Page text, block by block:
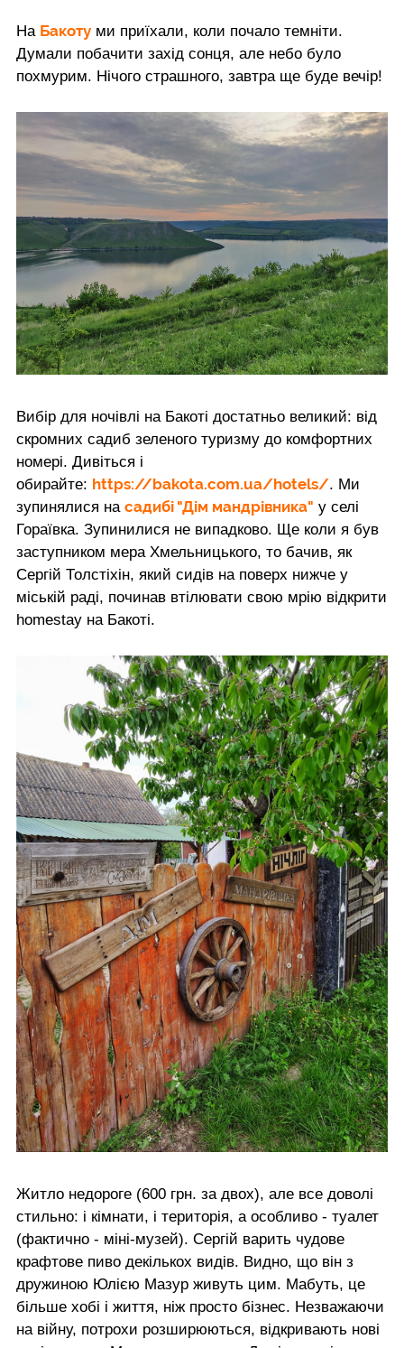
На Бакоту ми приїхали, коли почало темніти.
Думали побачити захід сонця, але небо було
похмурим. Нічого страшного, завтра ще буде вечір!
Вибір для ночівлі на Бакоті достатньо великий: від
скромних садиб зеленого туризму до комфортних
номері. Дивіться і
обирайте: https://bakota.com.ua/hotels/. Ми
зупинялися на садибі "Дім мандрівника" у селі
Гораївка. Зупинилися не випадково. Ще коли я був
заступником мера Хмельницького, то бачив, як
Сергій Толстіхін, який сидів на поверх нижче у
міській раді, починав втілювати свою мрію відкрити
homestay на Бакоті.
Житло недороге (600 грн. за двох), але все доволі
стильно: і кімнати, і територія, а особливо - туалет
(фактично - міні-музей). Сергій варить чудове
крафтове пиво декількох видів. Видно, що він з
дружиною Юлією Мазур живуть цим. Мабуть, це
більше хобі і життя, ніж просто бізнес. Незважаючи
на війну, потрохи розширюються, відкривають нові